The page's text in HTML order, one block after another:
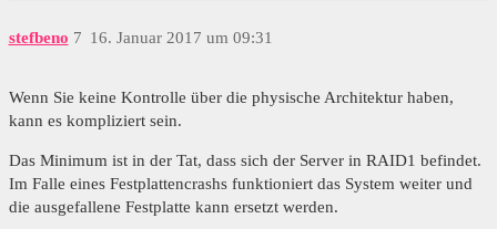
stefbeno 16. Januar 2017 um 09:31
7
Wenn Sie keine Kontrolle über die physische Architektur haben,
kann es kompliziert sein.
Das Minimum ist in der Tat, dass sich der Server in RAID1 befindet.
Im Falle eines Festplattencrashs funktioniert das System weiter und
die ausgefallene Festplatte kann ersetzt werden.